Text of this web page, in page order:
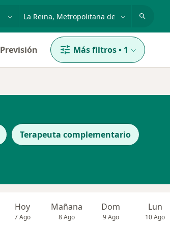
Previsión Más filtros• 1
Terapeuta complementario
Hoy
7 Ago
Mañana
8 Ago
Dom
9 Ago
Lun
10 Ago